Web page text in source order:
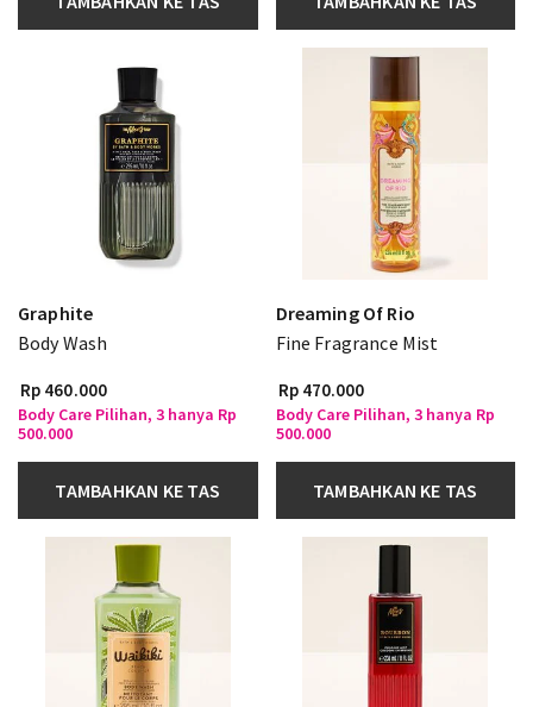
Graphite
Body Wash
Rp 460.000
Body Care Pilihan, 3 hanya Rp
500.000
TAMBAHKAN KE TAS
Dreaming Of Rio
Fine Fragrance Mist
Rp 470.000
Body Care Pilihan, 3 hanya Rp
500.000
TAMBAHKAN KE TAS